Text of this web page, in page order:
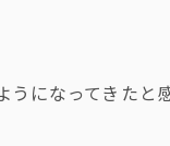
になってきたと